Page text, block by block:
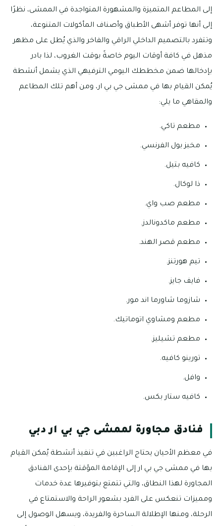
إلى المطاعم المتميزة والمشهورة المتواجدة في الممشى، نظرًا
إلى أنها توفر أشهى الأطباق وأصناف المأكولات المتنوعة،
وتتفرد بالتصميم الداخلي الراقي والفاخر والذي يُطل على مظهر
مذهل في كافة أوقات اليوم خاصةً بوقت الغروب، لذا بادر
بإدخالها ضمن مخططك اليومي الترفيهي الذي يشمل أنشطة
يُمكن القيام بها في ممشى جي بي ار، ومن أهم تلك المطاعم
والمقاهي ما يلي:
مطعم تاكي.
مخبز بول الفرنسي.
كافيه بتيل.
ذا لوكال.
مطعم صب واي.
مطعم ماكدونالدز.
مطعم قصر الهند.
تيم هورتنز.
فايف جايز.
شازوما شاورما اند مور.
مطعم ومشاوي اتوماتيك.
مطعم تشيليز.
تورينو كافيه.
وافل.
كافيه ستار بكس.
فنادق مجاورة لممشى جي بي ار دبي
في معظم الأحيان يحتاج الراغبين في تنفيذ أنشطة يُمكن القيام
بها في ممشى جي بي ار إلى الإقامة المؤقتة بإحدى الفنادق
المجاورة لهذا النطاق، والتي تتمتع بتوفيرها عدة خدمات
ومميزات تنعكس على الفرد بشعور الراحة والاستمتاع في
الرحلة، ومنها الإطلالة الساحرة والفريدة، ويسهل الوصول إلى